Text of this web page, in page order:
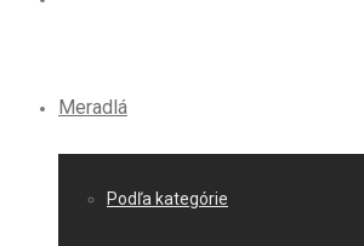
Meradlá
Podľa kategórie